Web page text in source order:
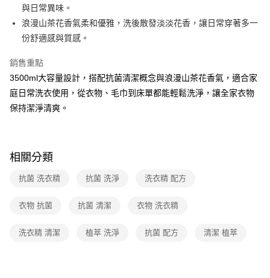
免運費
常溫-付款後全家取貨
與日常異味。
浪漫山茶花香氣柔和優雅，洗後散發淡淡花香，讓日常穿著多一
份舒適感與質感。
銷售重點
3500ml大容量設計，搭配抗菌清潔概念與浪漫山茶花香氣，適合家
庭日常洗衣使用，從衣物、毛巾到床單都能輕鬆洗淨，讓全家衣物
保持潔淨清爽。
相關分類
抗菌 洗衣精 抗菌 洗淨 洗衣精 配方
衣物 抗菌 抗菌 清潔 衣物 洗衣精
洗衣精 清潔 植萃 洗淨 抗菌 配方 清潔 植萃